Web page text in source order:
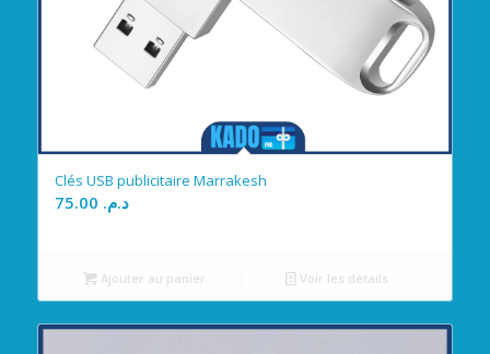
Clés USB publicitaire Marrakesh
د.م.
Ajouter au panier Voir les détails